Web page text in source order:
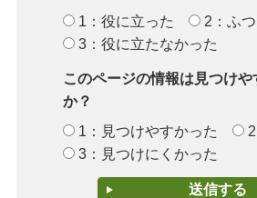
1：役に立った
2：ふつ
3：役に立たなかった
このページの情報は見つけ
か？
1：見つけやすかった
3：見つけにくかった